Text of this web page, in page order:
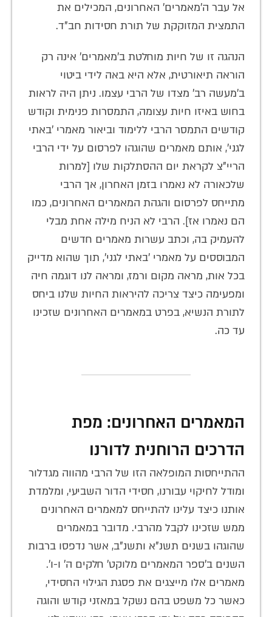
אל עבר ה'מאמרים' האחרונים, המכילים את
התמצית המזוקקת של תורת חסידות חב"ד.
הנהגה זו של חיות מוחלטת ב'מאמרים' אינה רק
הוראה תיאורטית, אלא היא באה לידי ביטוי
ב'מעשה רב' מצדו של הרבי עצמו. ניתן היה לראות
בחוש באיזו חיות עצומה, התמסרות פנימית וקודש
קודשים התמסר הרבי ללימוד וביאור מאמרי 'באתי
לגני', אותם מאמרים שהוגהו לפרסום על ידי הרבי
הריי"צ לקראת יום ההסתלקות שלו [למרות
שלכאורה לא נאמרו בזמן האחרון, אך הרבי
מתייחס לפרסום והגהת המאמרים האחרונים, כמו
הם נאמרו אז]. הרבי לא הניח מילה אחת מבלי
להעמיק בה, וכתב עשרות מאמרים חדשים
המבוססים על מאמרי 'באתי לגני', תוך שהוא מדייק
בכל אות, מראה מקום ורמז, ומראה לנו דוגמה חיה
ומפעימה כיצד צריכה להיראות החיות שלנו ביחס
לתורת הנשיא, בפרט במאמרים האחרונים שזכינו
עד כה.
המאמרים האחרונים: מפת
הדרכים הרוחנית לדורנו
ההתייחסות המופלאה הזו של הרבי מהווה מגדלור
ומודל לחיקוי עבורנו, חסידי הדור השביעי, ומלמדת
אותנו כיצד עלינו להתייחס למאמרים האחרונים
ממש שזכינו לקבל מהרבי. מדובר במאמרים
שהוגהו בשנים תשנ"א ותשנ"ב, אשר נדפסו ברבות
השנים ב'ספר המאמרים מלוקט' חלקים ה' ו-ו'.
מאמרים אלו מייצגים את פסגת הגילוי החסידי,
כאשר כל משפט בהם נשקל במאזני קודש והוגה